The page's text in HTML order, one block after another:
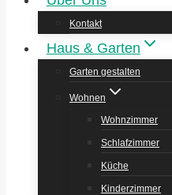
Kontakt
Haus & Garten
Garten gestalten
Wohnen
Wohnzimmer
Schlafzimmer
Küche
Kinderzimmer